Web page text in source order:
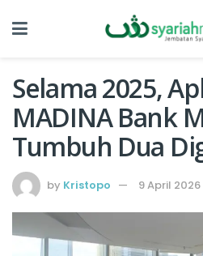
Selama 2025,
MADINA Bank
Tumbuh Dua
by Kristopo 9 April 2026